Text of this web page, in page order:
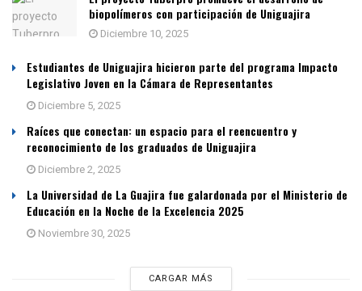
biopolímeros con participación de Uniguajira
Diciembre 10, 2025
Estudiantes de Uniguajira hicieron parte del programa Impacto
Legislativo Joven en la Cámara de Representantes
Diciembre 5, 2025
Raíces que conectan: un espacio para el reencuentro y
reconocimiento de los graduados de Uniguajira
Diciembre 2, 2025
La Universidad de La Guajira fue galardonada por el Ministerio de
Educación en la Noche de la Excelencia 2025
Noviembre 30, 2025
CARGAR MÁS